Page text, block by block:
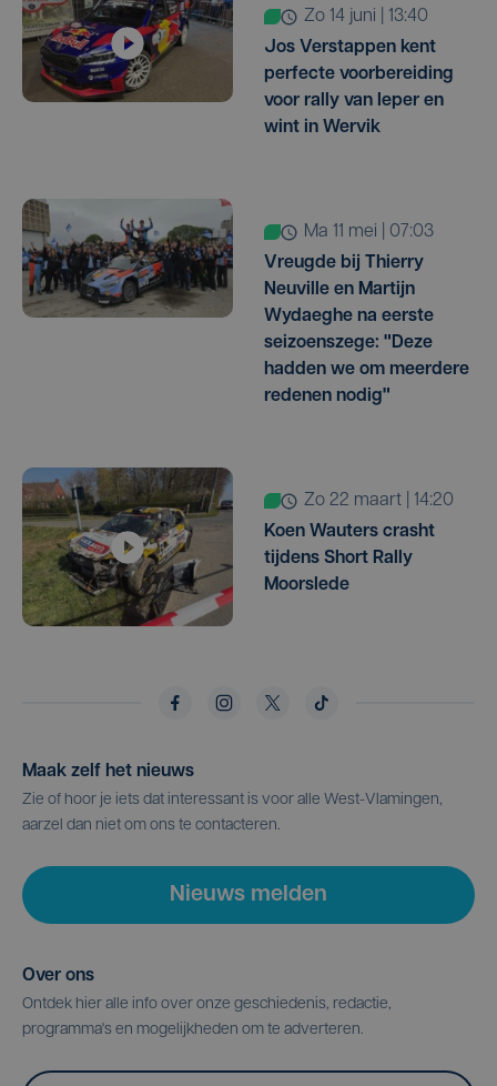
zo 14 juni | 13:40
Jos Verstappen kent
perfecte voorbereiding
voor rally van Ieper en
wint in Wervik
ma 11 mei | 07:03
Vreugde bij Thierry
Neuville en Martijn
Wydaeghe na eerste
seizoenszege: "Deze
hadden we om meerdere
redenen nodig"
zo 22 maart | 14:20
Koen Wauters crasht
tijdens Short Rally
Moorslede
Maak zelf het nieuws
Zie of hoor je iets dat interessant is voor alle West-Vlamingen,
aarzel dan niet om ons te contacteren.
Nieuws melden
Over ons
Ontdek hier alle info over onze geschiedenis, redactie,
programma's en mogelijkheden om te adverteren.